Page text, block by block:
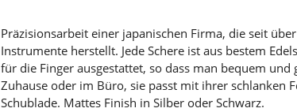
Präzisionsarbeit einer japanischen Firma, die seit
Instrumente herstellt. Jede Schere ist aus bestem
für die Finger ausgestattet, so dass man bequem und
Zuhause oder im Büro, sie passt mit ihrer schlanken
Schublade. Mattes Finish in Silber oder Schwarz.